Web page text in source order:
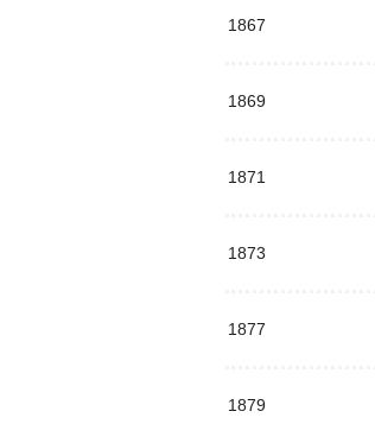
1867
1869
1871
1873
1877
1879